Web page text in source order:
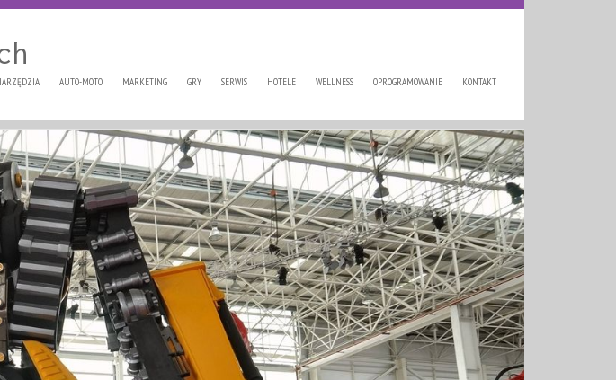
AUTO-MOTO MARKETING GRY SERWIS HOTELE WELLNESS OPROGRAMOWANIE KONTAKT